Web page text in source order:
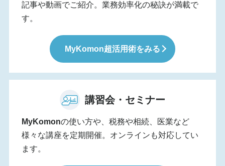
記事や動画でご紹介。業務効率化の秘訣が満載で
す。
MyKomon超活用術をみる
講習会・セミナー
MyKomonの使い方や、税務や相続、医業など
様々な講座を定期開催。オンラインも対応してい
ます。